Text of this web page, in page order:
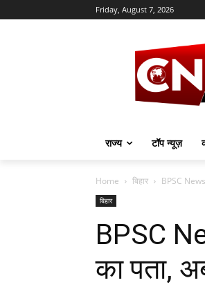
Friday, August 7, 2026
राज्य टॉप न्यूज़
Home बिहार BPSC
बिहार
BPSC
का पता,